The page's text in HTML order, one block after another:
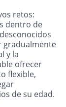
retos:
dentro de
gradualmente
y la
ofrecer
flexible,
de su edad.